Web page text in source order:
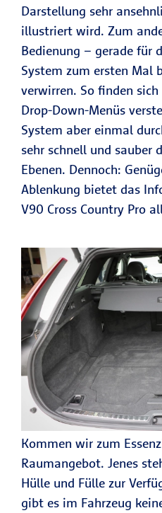
Darstellung sehr
illustriert wird. Zum
Bedienung – gerade für
System zum ersten Mal
verwirren. So finden
Drop-Down-Menüs
System aber einmal
sehr schnell und sauber
Ebenen. Dennoch:
Ablenkung bietet das
V90 Cross Country Pro
Kommen wir zum
Raumangebot. Jenes
Hülle und Fülle zur
gibt es im Fahrzeug